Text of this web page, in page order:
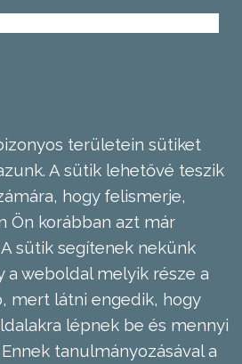
területein sütiket
A sütik lehetővé teszik
hogy felismerje,
Ön korábban azt már
sütik segítenek nekünk
a weboldal melyik része a
mert látni engedik, hogy
lépnek be és mennyi
tanulmányozásával a